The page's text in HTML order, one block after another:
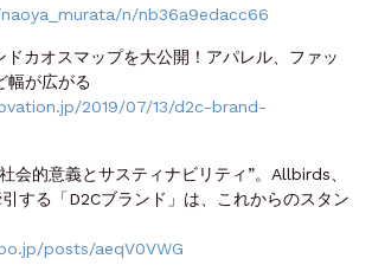
n/nb36a9edacc66
ドカオスマップを大公開！アパレル、ファッ
幅が広がる
2019/07/13/d2c-brand-
会的意義とサスティナビリティ”。Allbirds、
する「D2Cブランド」は、これからのスタン
posts/aeqV0VWG